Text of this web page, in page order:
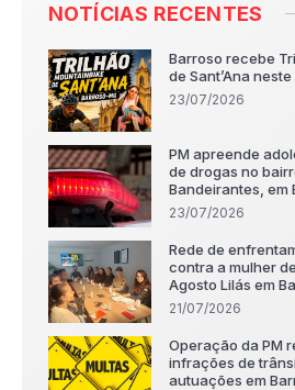
NOTÍCIAS RECENTES
Barroso recebe
de Sant’Ana
23/07/2026
PM apreende
de drogas no
Bandeirantes, em
23/07/2026
Rede de
contra a mulher
Agosto Lilás em
21/07/2026
Operação da PM
infrações de
autuações em